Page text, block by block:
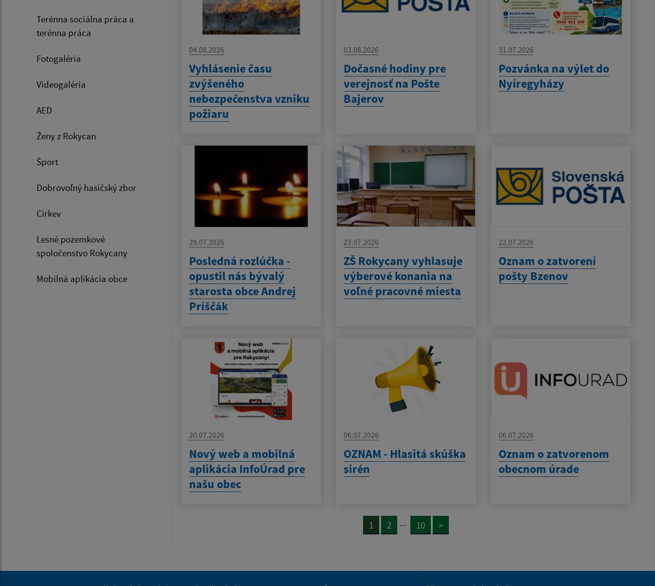
Terénna sociálna práca a
terénna práca
Fotogaléria
Videogaléria
AED
Ženy z Rokycan
Šport
Dobrovoľný hasičský zbor
Cirkev
Lesné pozemkové
spoločenstvo Rokycany
Mobilná aplikácia obce
04.08.2026
Vyhlásenie času
zvýšeného
nebezpečenstva vzniku
požiaru
03.08.2026
Dočasné hodiny pre
verejnosť na Pošte
Bajerov
31.07.2026
Pozvánka na výlet do
Nyíregyházy
29.07.2026
Posledná rozlúčka -
opustil nás bývalý
starosta obce Andrej
Priščák
23.07.2026
ZŠ Rokycany vyhlasuje
výberové konania na
voľné pracovné miesta
22.07.2026
Oznam o zatvorení
pošty Bzenov
20.07.2026
Nový web a mobilná
aplikácia InfoÚrad pre
našu obec
06.07.2026
OZNAM - Hlasitá skúška
sirén
06.07.2026
Oznam o zatvorenom
obecnom úrade
1 2 ... 10 >